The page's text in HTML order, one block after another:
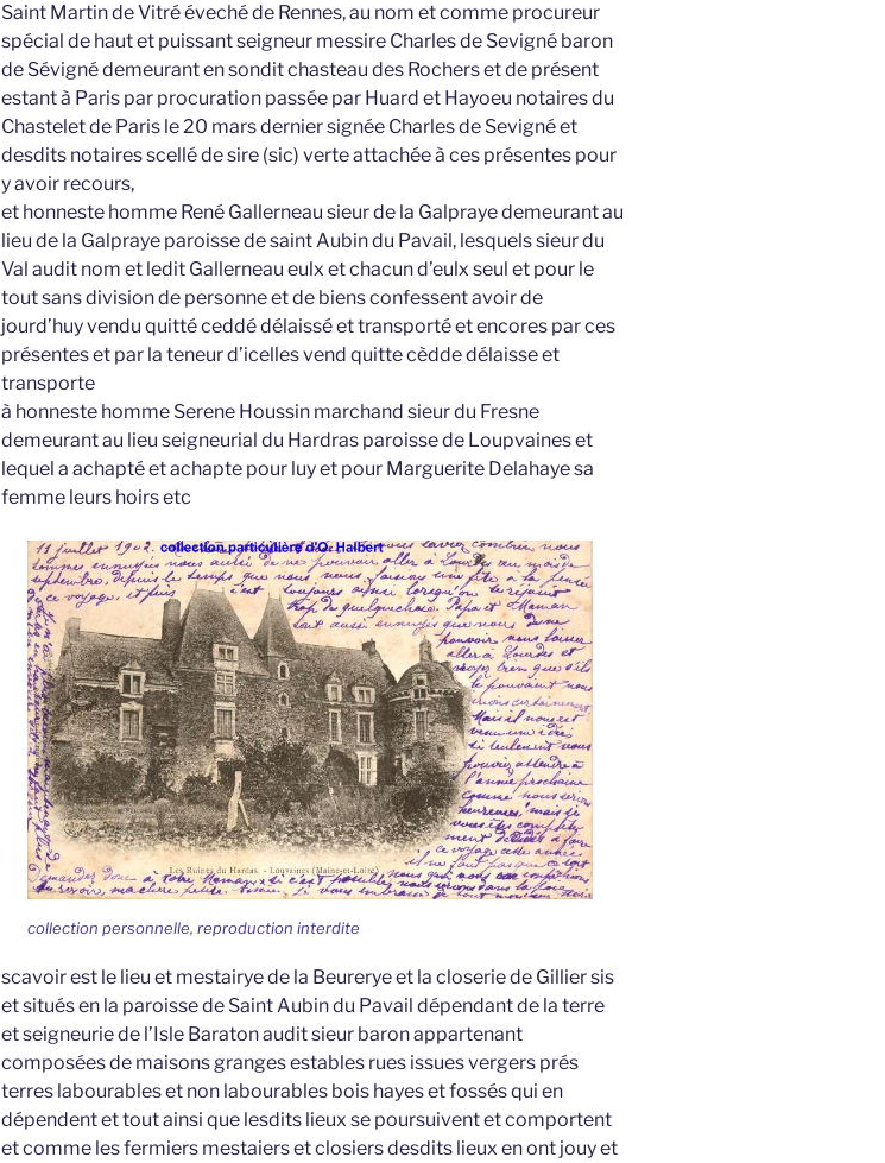
Saint Martin de Vitré éveché de Rennes, au nom et comme procureur
spécial de haut et puissant seigneur messire Charles de Sevigné baron
de Sévigné demeurant en sondit chasteau des Rochers et de présent
estant à Paris par procuration passée par Huard et Hayoeu notaires du
Chastelet de Paris le 20 mars dernier signée Charles de Sevigné et
desdits notaires scellé de sire (sic) verte attachée à ces présentes pour
y avoir recours,
et honneste homme René Gallerneau sieur de la Galpraye demeurant au
lieu de la Galpraye paroisse de saint Aubin du Pavail, lesquels sieur du
Val audit nom et ledit Gallerneau eulx et chacun d’eulx seul et pour le
tout sans division de personne et de biens confessent avoir de
jourd’huy vendu quitté ceddé délaissé et transporté et encores par ces
présentes et par la teneur d’icelles vend quitte cèdde délaisse et
transporte
à honneste homme Serene Houssin marchand sieur du Fresne
demeurant au lieu seigneurial du Hardras paroisse de Loupvaines et
lequel a achapté et achapte pour luy et pour Marguerite Delahaye sa
femme leurs hoirs etc
collection personnelle, reproduction interdite
scavoir est le lieu et mestairye de la Beurerye et la closerie de Gillier sis
et situés en la paroisse de Saint Aubin du Pavail dépendant de la terre
et seigneurie de l’Isle Baraton audit sieur baron appartenant
composées de maisons granges estables rues issues vergers prés
terres labourables et non labourables bois hayes et fossés qui en
dépendent et tout ainsi que lesdits lieux se poursuivent et comportent
et comme les fermiers mestaiers et closiers desdits lieux en ont jouy et